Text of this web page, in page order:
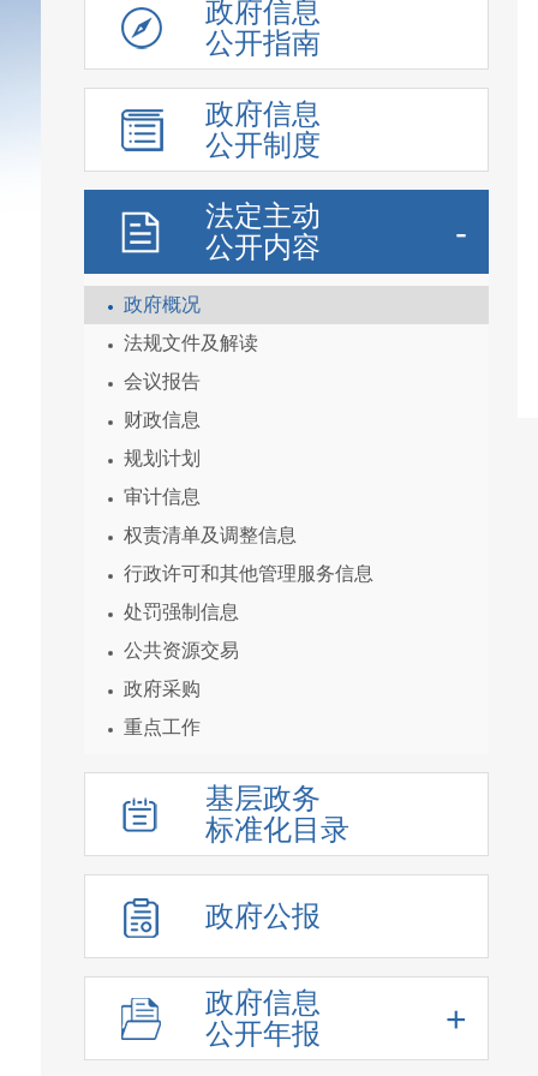
政府信息
公开指南
政府信息
公开制度
法定主动
公开内容
政府概况
法规文件及解读
会议报告
财政信息
规划计划
审计信息
权责清单及调整信息
行政许可和其他管理服务信息
处罚强制信息
公共资源交易
政府采购
重点工作
重大决策预公开
建议提案结果公开
人事信息
重大项目
价格收费
重大民生信息
新闻发布会
基层政务
标准化目录
政府公报
政府信息
公开年报